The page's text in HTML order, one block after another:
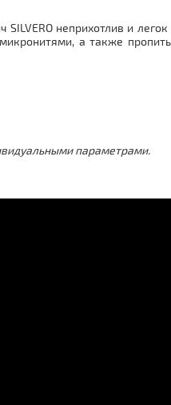
неприхотлив и
а также
параметрами.